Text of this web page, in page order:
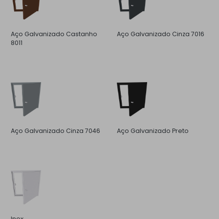
Aço Galvanizado Castanho
8011
Aço Galvanizado Cinza 7016
Aço Galvanizado Cinza 7046 Aço Galvanizado Preto